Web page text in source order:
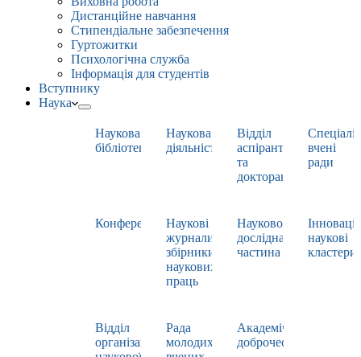
Дистанційне навчання
Стипендіальне забезпечення
Гуртожитки
Психологічна служба
Інформація для студентів
Вступнику
Наука
Наукова
бібліотека
Наукова
діяльність
Відділ
аспірантури
та
докторантури
вчені
ради
Конференції
Наукові
журнали,
збірники
наукових
праць
Науково-
дослідна
частина
наукові
кластери
Відділ
організації
Рада
молодих
Академічна
доброчесність